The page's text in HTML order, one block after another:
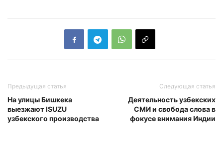
Предыдущая статья
На улицы Бишкека
выезжают ISUZU
узбекского производства
Следующая статья
Деятельность узбекских
СМИ и свобода слова в
фокусе внимания Индии